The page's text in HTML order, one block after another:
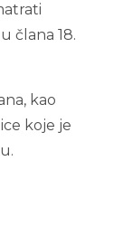
člana 18.
kao
koje je